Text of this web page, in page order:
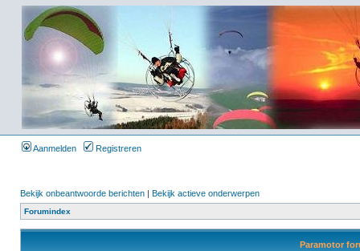
Aanmelden Registreren
Bekijk onbeantwoorde berichten | Bekijk actieve onderwerpen
Forumindex
Paramotor